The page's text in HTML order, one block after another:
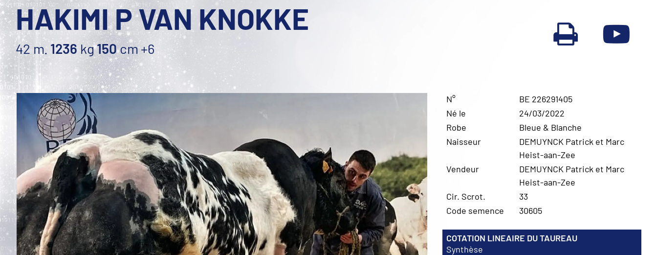
HAKIMI P VAN KNOKKE
42 m. 1236 kg150cm+6
N°
BE 226291405
Né le
24/03/2022
Robe
Bleue & Blanche
Naisseur
DEMUYNCK Patrick et Marc
Heist-aan-Zee
Vendeur
DEMUYNCK Patrick et Marc
Heist-aan-Zee
Cir. Scrot.
33
Code semence
30605
COTATION LINEAIRE DU TAUREAU
Synthèse